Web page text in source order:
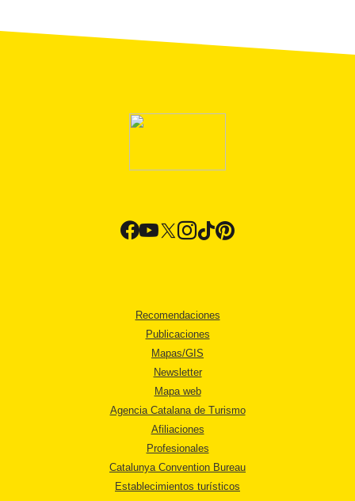
Recomendaciones
Publicaciones
Mapas/GIS
Newsletter
Mapa web
Agencia Catalana de Turismo
Afiliaciones
Profesionales
Catalunya Convention Bureau
Establecimientos turísticos